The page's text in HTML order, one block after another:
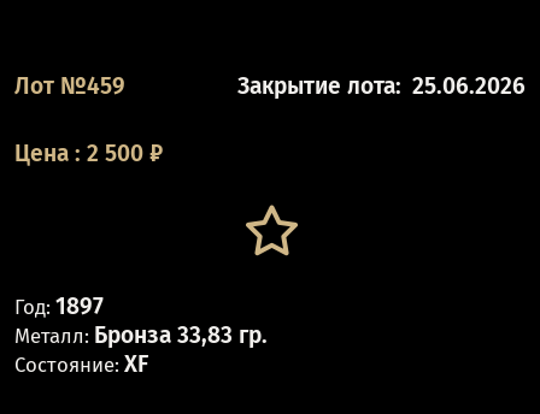
Лот №459 Закрытие лота: 25.06.2026
Цена : 2 500 ₽
Год: 1897
Металл: Бронза 33,83 гр.
Состояние: XF